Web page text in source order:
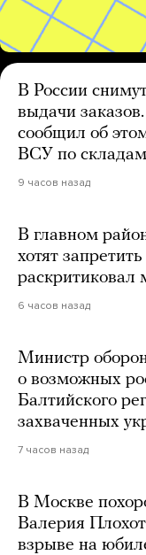
В России
выдачи
сообщил об
ВСУ по
9 часов назад
В главном
хотят
раскритиковал
6 часов назад
Министр
о возможных
Балтийского
захваченных
7 часов назад
В Москве
Валерия
взрыве на